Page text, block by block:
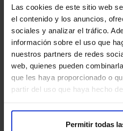
Las cookies de este sitio web
el contenido y los anuncios,
sociales y analizar el tráfico.
información sobre el uso que
nuestros partners de redes
web, quienes pueden
que les haya proporcionado o
partir del uso que haya hecho
Permitir todas
enviará a su médico. Luego,
los hallazgos y, si es
tratamiento adecuado para tu
Recomendaciones para
La seguridad de tu hijo es
capacitados para realizar
pediátricas de forma segura y